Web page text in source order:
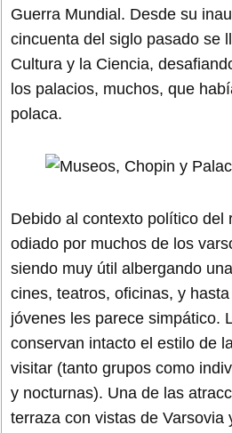
Guerra Mundial. Desde su
cincuenta del siglo pasado se
Cultura y la Ciencia,
los palacios, muchos, que
polaca.
Debido al contexto político del
odiado por muchos de los
siendo muy útil albergando
cines, teatros, oficinas, y
jóvenes les parece simpático.
conservan intacto el estilo de
visitar (tanto grupos como
y nocturnas). Una de las
terraza con vistas de Varsovia